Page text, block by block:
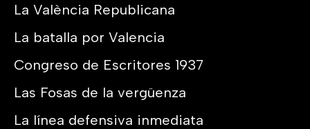
La València Republicana
La batalla por Valencia
Congreso de Escritores 1937
Las Fosas de la vergüenza
La línea defensiva inmediata